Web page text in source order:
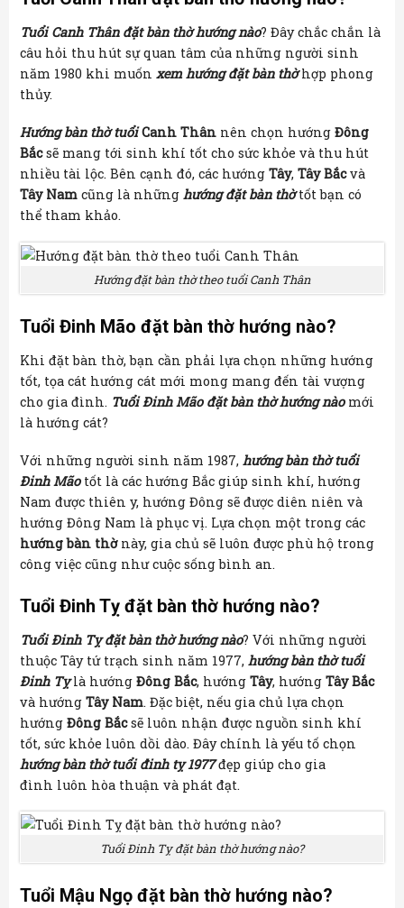
Tuổi Canh Thân đặt bàn thờ hướng nào? Đây chắc chắn là
câu hỏi thu hút sự quan tâm của những người sinh
năm 1980 khi muốn xem hướng đặt bàn thờhợp phong
thủy.
Hướng bàn thờ tuổiCanh Thân nên chọn hướng Đông
Bắcsẽ mang tới sinh khí tốt cho sức khỏe và thu hút
nhiều tài lộc. Bên cạnh đó, các hướng Tây, Tây Bắcvà
Tây Nam cũng là những hướng đặt bàn thờtốt bạn có
thể tham khảo.
Hướng đặt bàn thờ theo tuổi Canh Thân
Tuổi Đinh Mão đặt bàn thờ hướng nào?
Khi đặt bàn thờ, bạn cần phải lựa chọn những hướng
tốt, tọa cát hướng cát mới mong mang đến tài vượng
cho gia đình. Tuổi Đinh Mão đặt bàn thờ hướng nàomới
là hướng cát?
Với những người sinh năm 1987, hướng bàn thờ tuổi
Đinh Mãotốt là các hướng Bắc giúp sinh khí, hướng
Nam được thiên y, hướng Đông sẽ được diên niên và
hướng Đông Nam là phục vị. Lựa chọn một trong các
hướng bàn thờnày, gia chủ sẽ luôn được phù hộ trong
công việc cũng như cuộc sống bình an.
Tuổi Đinh Tỵ đặt bàn thờ hướng nào?
Tuổi Đinh Tỵ đặt bàn thờ hướng nào? Với những người
thuộc Tây tứ trạch sinh năm 1977, hướng bàn thờ tuổi
Đinh Tỵlà hướng Đông Bắc, hướng Tây, hướng Tây Bắc
và hướng Tây Nam. Đặc biệt, nếu gia chủ lựa chọn
hướng Đông Bắcsẽ luôn nhận được nguồn sinh khí
tốt, sức khỏe luôn dồi dào. Đây chính là yếu tố chọn
hướng bàn thờ tuổi đinh tỵ 1977đẹp giúp cho gia
đình luôn hòa thuận và phát đạt.
Tuổi Đinh Tỵ đặt bàn thờ hướng nào?
Tuổi Mậu Ngọ đặt bàn thờ hướng nào?